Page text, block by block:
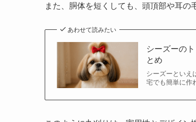
また、胴体を短くしても、頭頂部や耳の
あわせて読みたい
シーズーの
とめ
シーズーといえ
宅でも簡単に作